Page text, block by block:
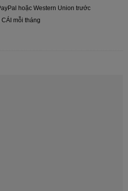
hoặc Western Union trước
mỗi tháng